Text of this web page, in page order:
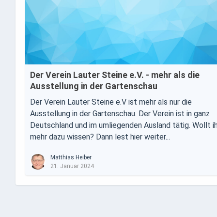
Der Verein Lauter Steine e.V. - mehr als die
Ausstellung in der Gartenschau
Der Verein Lauter Steine e.V ist mehr als nur die
Ausstellung in der Gartenschau. Der Verein ist in ganz
Deutschland und im umliegenden Ausland tätig. Wollt
mehr dazu wissen? Dann lest hier weiter...
Matthias Heiber
21. Januar 2024